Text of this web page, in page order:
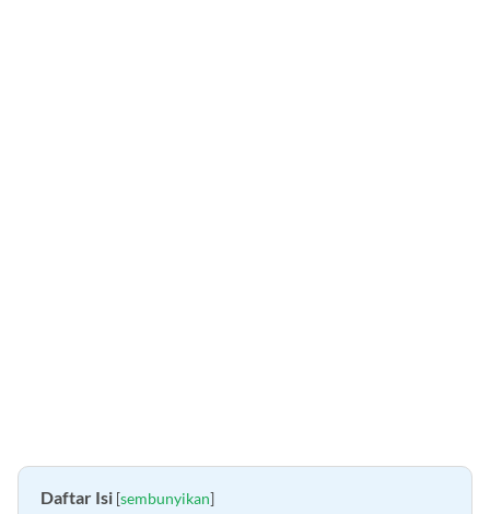
Daftar Isi [sembunyikan]